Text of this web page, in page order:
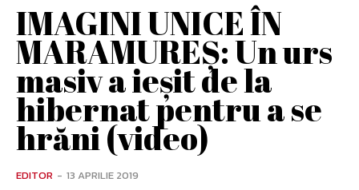
IMAGINI UNICE ÎN
MARAMUREȘ: Un urs
masiv a ieșit de la
hibernat pentru a se
hrăni (video)
EDITOR - 13 APRILIE 2019